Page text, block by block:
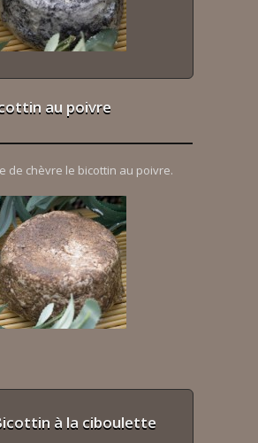
au poivre
de chèvre le bicottin au poivre.
à la ciboulette